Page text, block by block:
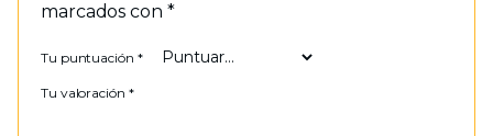
marcados con *
Tu puntuación *
Tu valoración *